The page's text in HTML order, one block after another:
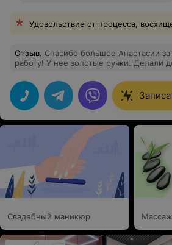
Удовольствие от процесса,
Отзыв. Спасибо большое Анастасии
работу! У нее золотые ручки. Делали
Придем еще обязательно!
Свадебный маникюр